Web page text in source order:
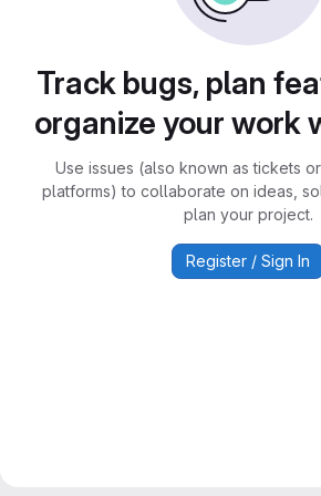
Track bugs, plan
organize your work
Use issues (also known as tickets
platforms) to collaborate on ideas,
plan your project.
Register / Sign In